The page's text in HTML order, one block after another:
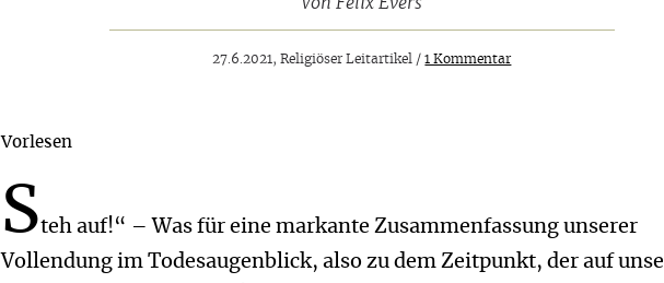
27.6.2021, Religiöser Leitartikel /1 Kommentar
Vorlesen
Steh auf!“ – Was für eine markante Zusammenfassung unserer
Vollendung im Todesaugenblick, also zu dem Zeitpunkt, der auf